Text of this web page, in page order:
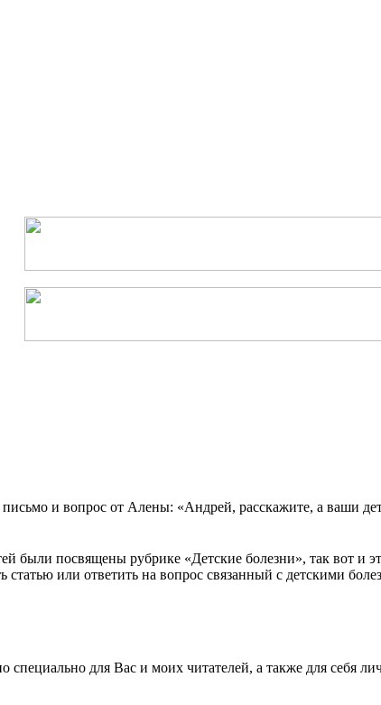
и вопрос от Алены: «Андрей, расскажите, а ваши
были посвящены рубрике «Детские болезни», так вот и
или ответить на вопрос связанный с детскими
для Вас и моих читателей, а также для себя